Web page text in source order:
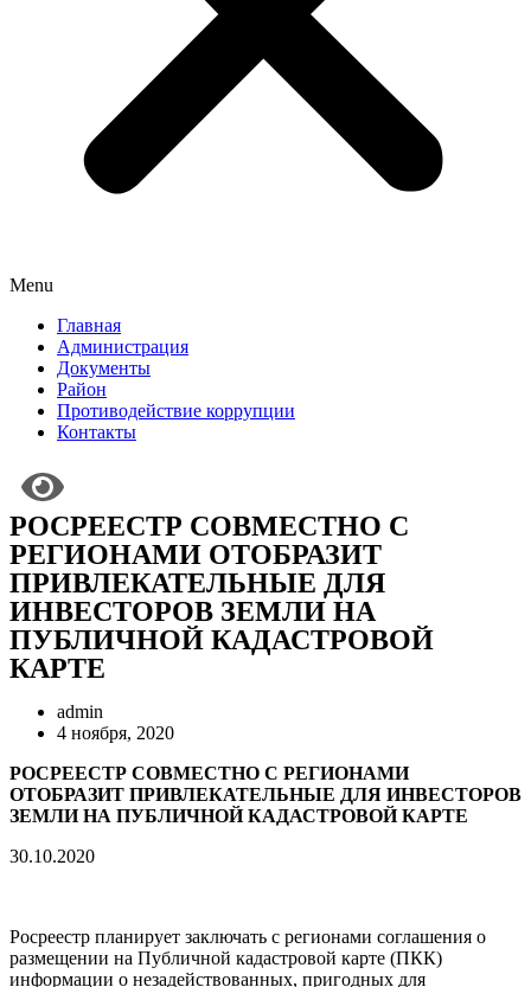
Menu
Главная
Администрация
Документы
Район
Противодействие коррупции
Контакты
РОСРЕЕСТР СОВМЕСТНО С
РЕГИОНАМИ ОТОБРАЗИТ
ПРИВЛЕКАТЕЛЬНЫЕ ДЛЯ
ИНВЕСТОРОВ ЗЕМЛИ НА
ПУБЛИЧНОЙ КАДАСТРОВОЙ
КАРТЕ
admin
4 ноября, 2020
РОСРЕЕСТР СОВМЕСТНО С РЕГИОНАМИ
ОТОБРАЗИТ ПРИВЛЕКАТЕЛЬНЫЕ ДЛЯ ИНВЕСТОРОВ
ЗЕМЛИ НА ПУБЛИЧНОЙ КАДАСТРОВОЙ КАРТЕ
30.10.2020
Росреестр планирует заключать с регионами соглашения о
размещении на Публичной кадастровой карте (ПКК)
информации о незадействованных, пригодных для